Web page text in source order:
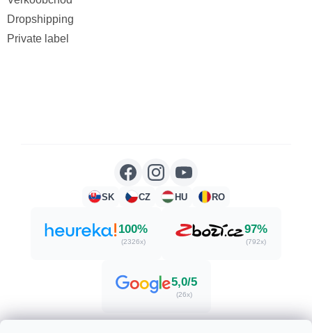
Dropshipping
Private label
SK CZ HU RO
100%
(2326x)
97%
(792x)
5,0/5
(26x)